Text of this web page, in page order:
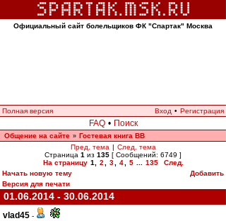
Официальный сайт болельщиков ФК "Спартак" Москва
Полная версия Вход • Регистрация
FAQ • Поиск
Общение на сайте » Гостевая книга ВВ
Пред. тема | След. тема
Страница 1 из 135 [ Сообщений: 6749 ]
На страницу 1 2 3 4 5 135
След.
Начать новую тему
Добавить
Версия для печати
01.06.2014 - 30.06.2014
vlad45 -